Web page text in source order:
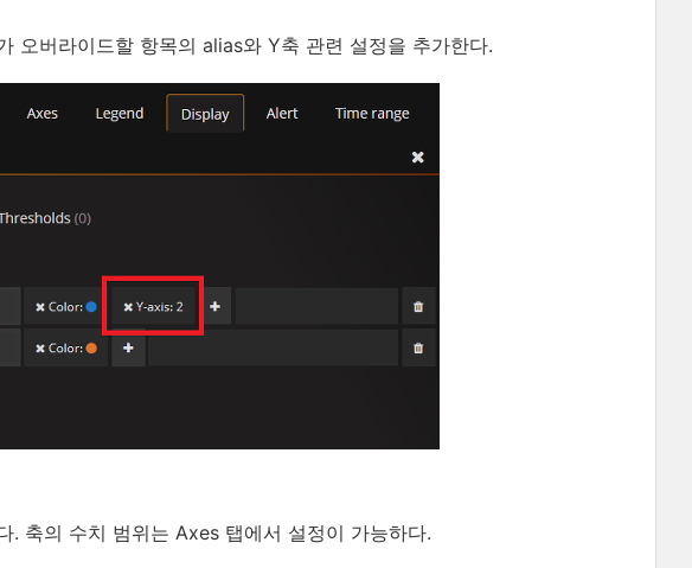
버라이드할 항목의 alias와 Y축 관련 설정을 추가한다.
축의 수치 범위는 Axes 탭에서 설정이 가능하다.